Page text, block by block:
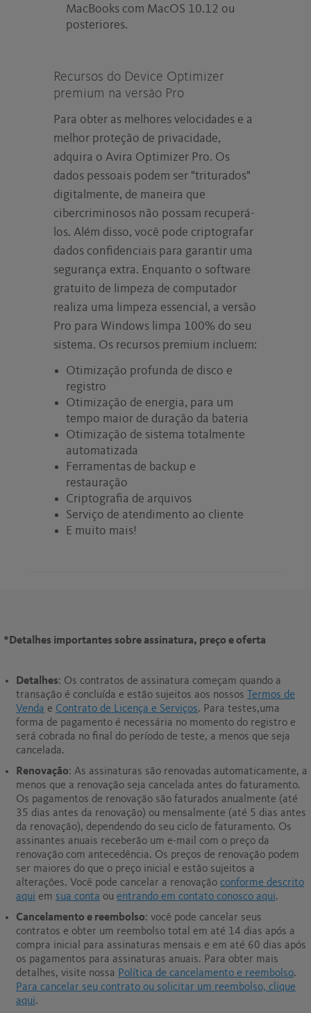
MacBooks com MacOS 10.12 ou
posteriores.
Recursos do Device Optimizer
premium na versão Pro
Para obter as melhores velocidades e a
melhor proteção de privacidade,
adquira o Avira Optimizer Pro. Os
dados pessoais podem ser "triturados"
digitalmente, de maneira que
cibercriminosos não possam recuperá-
los. Além disso, você pode criptografar
dados confidenciais para garantir uma
segurança extra. Enquanto o software
gratuito de limpeza de computador
realiza uma limpeza essencial, a versão
Pro para Windows limpa 100% do seu
sistema. Os recursos premium incluem:
Otimização profunda de disco e
registro
Otimização de energia, para um
tempo maior de duração da bateria
Otimização de sistema totalmente
automatizada
Ferramentas de backup e
restauração
Criptografia de arquivos
Serviço de atendimento ao cliente
E muito mais!
* Detalhes importantes sobre assinatura, preço e oferta
Detalhes: Os contratos de assinatura começam quando a
transação é concluída e estão sujeitos aos nossos Termos de
Venda e Contrato de Licença e Serviços. Para testes,uma
forma de pagamento é necessária no momento do registro e
será cobrada no final do período de teste, a menos que seja
cancelada.
Renovação: As assinaturas são renovadas automaticamente, a
menos que a renovação seja cancelada antes do faturamento.
Os pagamentos de renovação são faturados anualmente (até
35 dias antes da renovação) ou mensalmente (até 5 dias antes
da renovação), dependendo do seu ciclo de faturamento. Os
assinantes anuais receberão um e-mail com o preço da
renovação com antecedência. Os preços de renovação podem
ser maiores do que o preço inicial e estão sujeitos a
alterações. Você pode cancelar a renovação conforme descrito
aqui em sua conta ou entrando em contato conosco aqui.
Cancelamento e reembolso: você pode cancelar seus
contratos e obter um reembolso total em até 14 dias após a
compra inicial para assinaturas mensais e em até 60 dias após
os pagamentos para assinaturas anuais. Para obter mais
detalhes, visite nossa Política de cancelamento e reembolso.
Para cancelar seu contrato ou solicitar um reembolso, clique
aqui.